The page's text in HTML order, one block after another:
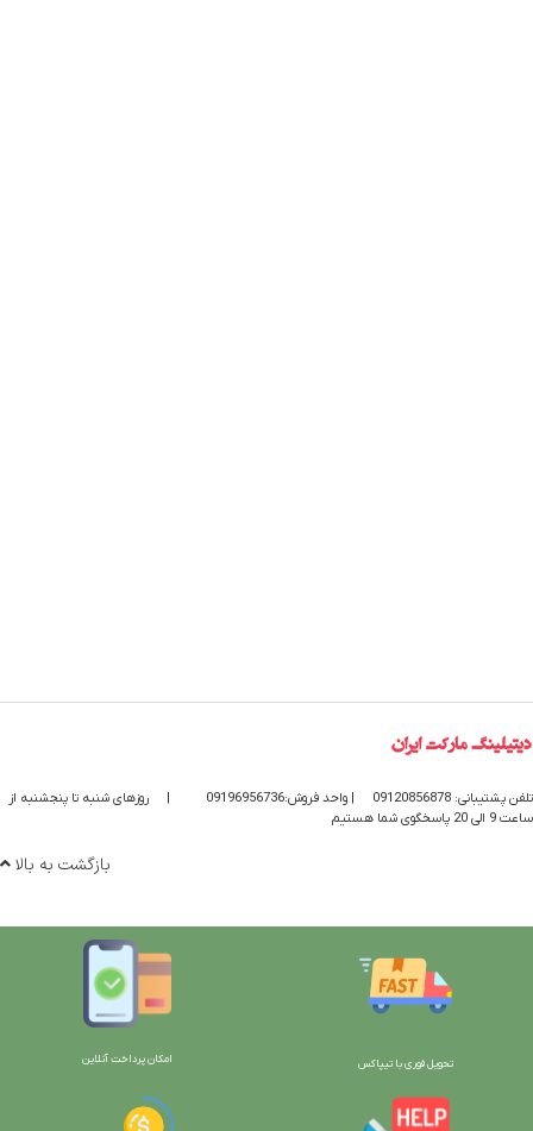
تلفن پشتیبانی: 09120856878 | واحد فروش:09196956736
روزهای شنبه تا پنجشنبه از
ساعت 9 الی 20 پاسخگوی شما هستیم
بازگشت به بالا
تحویل فوری با تیپاکس امکان پرداخت آنلاین